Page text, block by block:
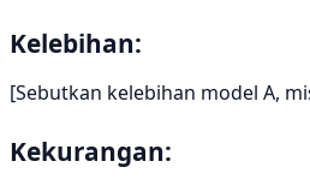
Kelebihan:
[Sebutkan kelebihan model A,
Kekurangan: